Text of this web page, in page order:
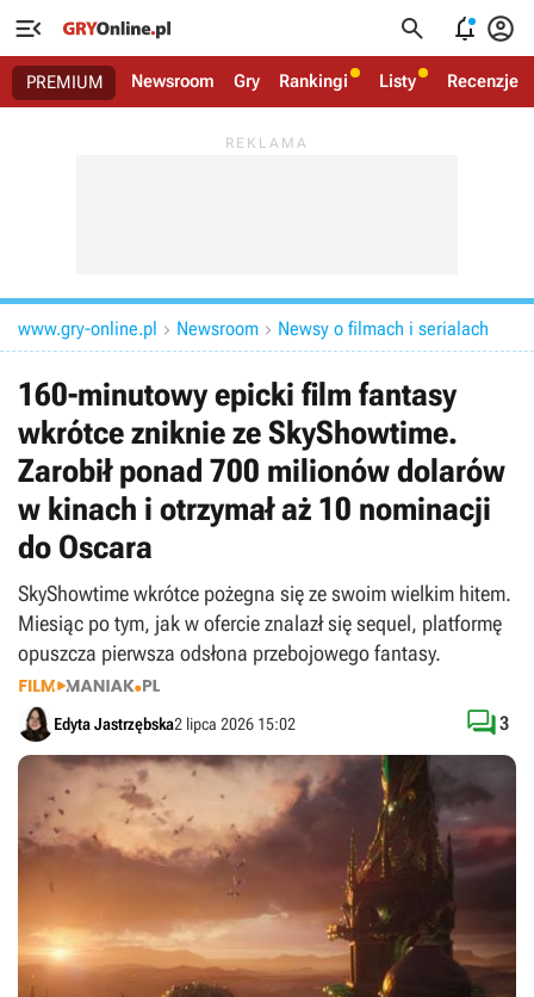
   
PREMIUM Newsroom Gry Rankingi Listy Recenzje
www.gry-online.pl  Newsroom  Newsy o filmach i serialach
160-minutowy epicki film fantasy
wkrótce zniknie ze SkyShowtime.
Zarobił ponad 700 milionów dolarów
w kinach i otrzymał aż 10 nominacji
do Oscara
SkyShowtime wkrótce pożegna się ze swoim wielkim hitem.
Miesiąc po tym, jak w ofercie znalazł się sequel, platformę
opuszcza pierwsza odsłona przebojowego fantasy.
Edyta Jastrzębska2 lipca 2026 15:02 3